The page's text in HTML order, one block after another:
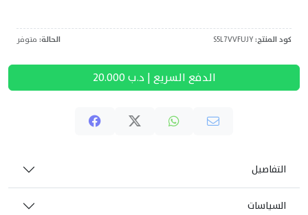
كود المنتج: الحالة: متوفر
الدفع السريع | د.ب20.000
التفاصيل
السياسات